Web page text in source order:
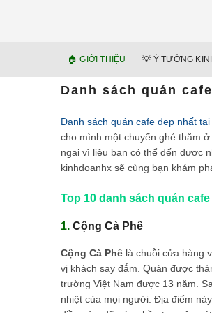
🏠 GIỚI THIỆU 💡 Ý TƯỞNG
Danh sách quán
Danh sách quán cafe đẹp nhất tại
cho mình một chuyến ghé thăm
ngại vì liệu bạn có thể đến được
kinhdoanhx sẽ cùng bạn khám
Top 10 danh sách quán
1. Cộng Cà Phê
Cộng Cà Phê là chuỗi cửa hàng
vị khách say đắm. Quán được
trường Việt Nam được 13 năm.
nhiệt của mọi người. Địa điểm